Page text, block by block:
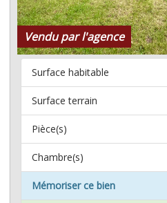
Vendu par l'agence
Surface habitable
Surface terrain
Pièce(s)
Chambre(s)
Mémoriser ce bien